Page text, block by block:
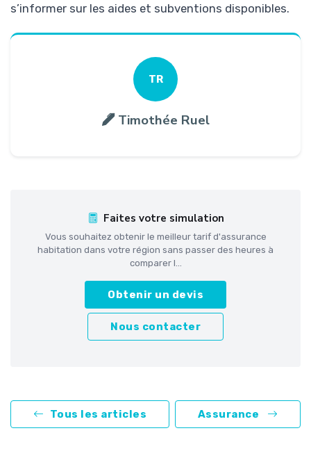
s’informer sur les aides et subventions disponibles.
TR
Timothée Ruel
Faites votre simulation
Vous souhaitez obtenir le meilleur tarif d'assurance
habitation dans votre région sans passer des heures à
comparer l...
Obtenir un devis
Nous contacter
Tous les articles Assurance